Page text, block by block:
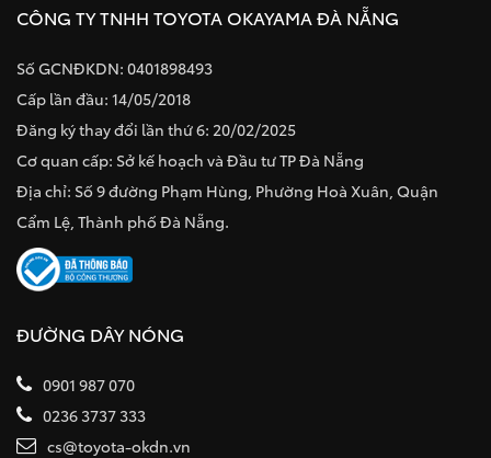
CÔNG TY TNHH TOYOTA OKAYAMA ĐÀ NẴNG
Số GCNĐKDN: 0401898493
Cấp lần đầu: 14/05/2018
Đăng ký thay đổi lần thứ 6: 20/02/2025
Cơ quan cấp: Sở kế hoạch và Đầu tư TP Đà Nẵng
Địa chỉ: Số 9 đường Phạm Hùng, Phường Hoà Xuân, Quận
Cẩm Lệ, Thành phố Đà Nẵng.
ĐƯỜNG DÂY NÓNG
0901 987 070
0236 3737 333
cs@toyota-okdn.vn